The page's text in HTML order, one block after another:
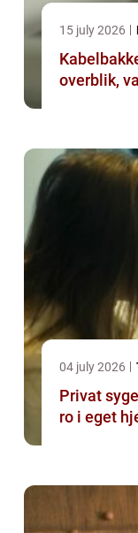
15 july 2026
overblik,
04 july 2026
Privat sygepleje
ro i eget